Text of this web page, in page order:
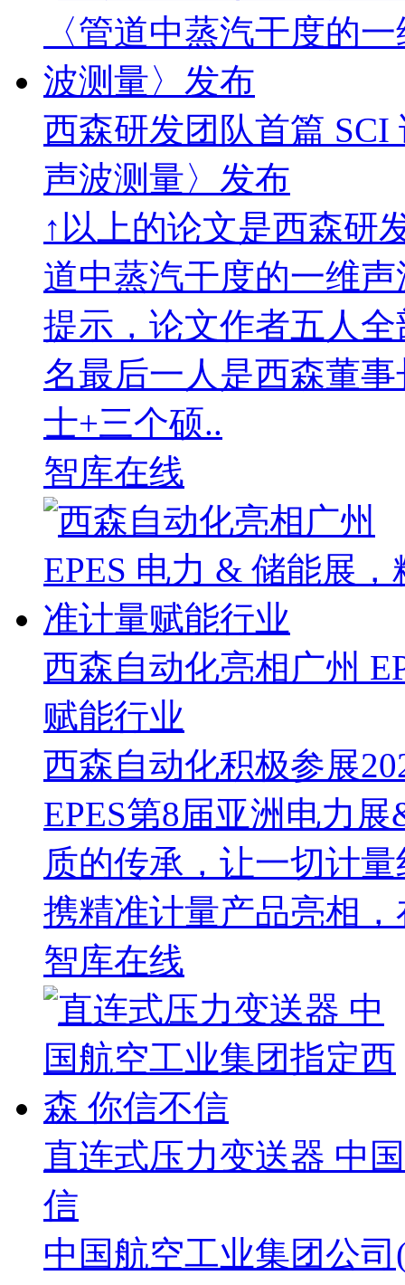
西森研发团队首篇
声波测量〉发布
↑以上的论文是西森研
道中蒸汽干度的一维
提示，论文作者五人
名最后一人是西森董
士+三个硕..
智库在线
西森自动化亮相广州
赋能行业
西森自动化积极参展
EPES第8届亚洲电力
质的传承，让一切计
携精准计量产品亮相
智库在线
直连式压力变送器 中
信
中国航空工业集团公